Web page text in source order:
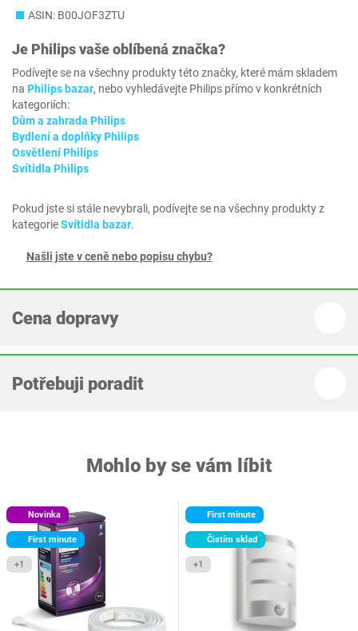
ASIN: B00JOF3ZTU
Je Philipsvaše oblíbená značka?
Podívejte se na všechny produkty této značky, které mám skladem
na Philips bazar, nebo vyhledávejte Philips přímo v konkrétních
kategoriích:
Dům a zahrada Philips
Bydlení a doplňky Philips
Osvětlení Philips
Svítidla Philips
Pokud jste si stále nevybrali, podívejte se na všechny produkty z
kategorieSvítidla bazar.
Našli jste v ceně nebo popisu chybu?
Cena dopravy
Potřebuji poradit
Mohlo by se vám líbit
Novinka
First minute
+1
First minute
Čistím sklad
+1